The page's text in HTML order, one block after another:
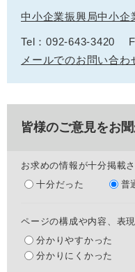
中小企業振興局中小企
Tel：092-643-3420
メールでのお問い合わ
皆様のご意見をお聞
お求めの情報が十分掲載
十分だった
普
ページの構成や内容、表
分かりやすかった
分かりにくかった